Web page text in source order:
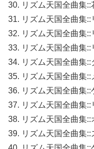
30. リズム天国全曲集::
31. リズム天国全曲集::
32. リズム天国全曲集::
33. リズム天国全曲集::
34. リズム天国全曲集::
35. リズム天国全曲集::
36. リズム天国全曲集::
37. リズム天国全曲集::
38. リズム天国全曲集::
39. リズム天国全曲集::